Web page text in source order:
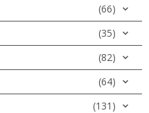
(66)
(35)
(82)
(64)
(131)